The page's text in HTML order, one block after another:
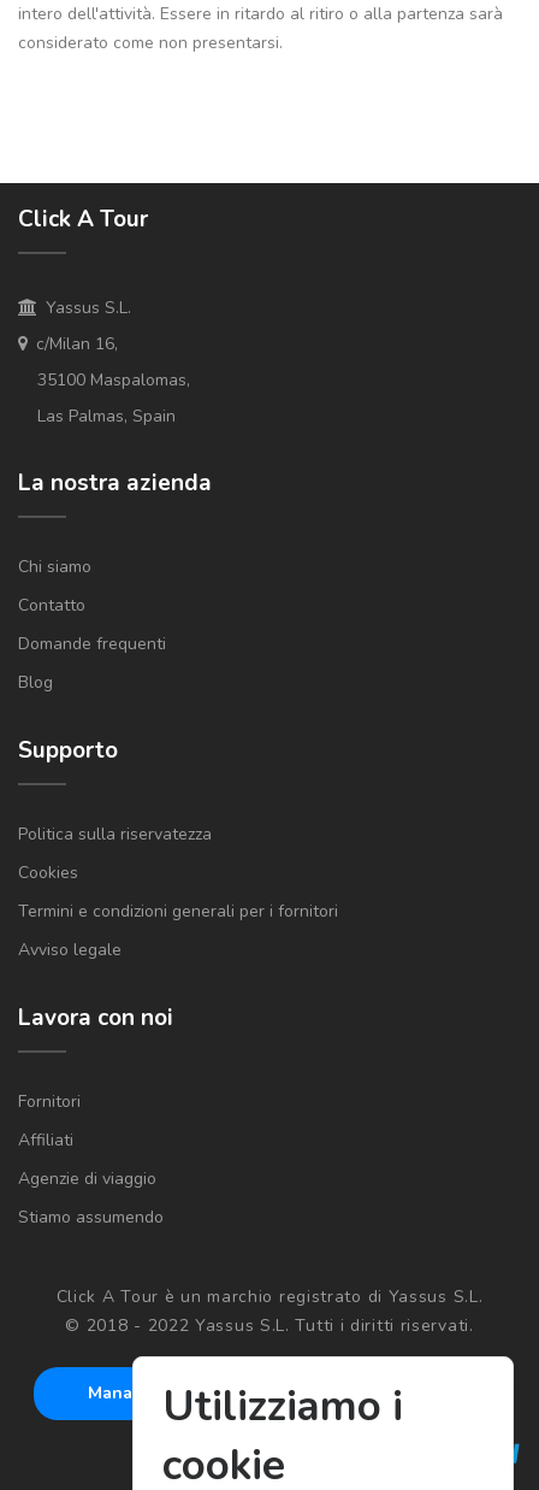
intero dell'attività. Essere in ritardo al ritiro o alla partenza sarà
considerato come non presentarsi.
Click A Tour
Yassus S.L.
c/Milan 16,
35100 Maspalomas,
Las Palmas, Spain
La nostra azienda
Chi siamo
Contatto
Domande frequenti
Blog
Supporto
Politica sulla riservatezza
Cookies
Termini e condizioni generali per i fornitori
Avviso legale
Lavora con noi
Fornitori
Affiliati
Agenzie di viaggio
Stiamo assumendo
Click A Tour è un marchio registrato di Yassus S.L.
© 2018 - 2022 Yassus S.L. Tutti i diritti riservati.
Manage cookiesUtilizziamo i
cookie